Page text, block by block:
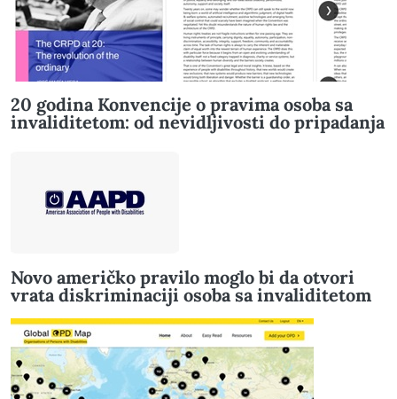
20 godina Konvencije o pravima osoba sa
invaliditetom: od nevidljivosti do pripadanja
Novo američko pravilo moglo bi da otvori
vrata diskriminaciji osoba sa invaliditetom